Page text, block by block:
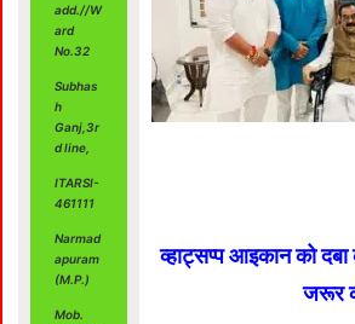
add.//W
ard
No.32
Subhas
h
Ganj,3r
d line,
ITARSI-
461111
Narmad
apuram
(M.P.)
Mob.
व्हाट्सप्प आइकान को
जरूर